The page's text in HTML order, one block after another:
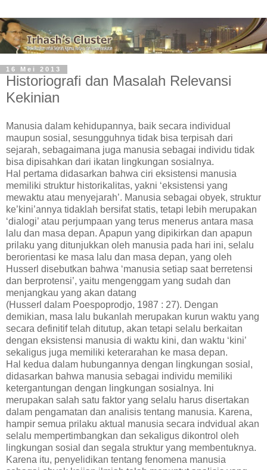
16 Mei 2013
Historiografi dan Masalah Relevansi
Kekinian
Manusia dalam kehidupannya, baik secara individual
maupun sosial, sesungguhnya tidak bisa terpisah dari
sejarah, sebagaimana juga manusia sebagai individu tidak
bisa dipisahkan dari ikatan lingkungan sosialnya.
Hal pertama didasarkan bahwa ciri eksistensi manusia
memiliki struktur historikalitas, yakni ‘eksistensi yang
mewaktu atau menyejarah’. Manusia sebagai obyek, struktur
ke’kini’annya tidaklah bersifat statis, tetapi lebih merupakan
‘dialogi’ atau perjumpaan yang terus menerus antara masa
lalu dan masa depan. Apapun yang dipikirkan dan apapun
prilaku yang ditunjukkan oleh manusia pada hari ini, selalu
berorientasi ke masa lalu dan masa depan, yang oleh
Husserl disebutkan bahwa ‘manusia setiap saat berretensi
dan berprotensi’, yaitu mengenggam yang sudah dan
menjangkau yang akan datang
(Husserl dalam Poespoprodjo, 1987 : 27). Dengan
demikian, masa lalu bukanlah merupakan kurun waktu yang
secara definitif telah ditutup, akan tetapi selalu berkaitan
dengan eksistensi manusia di waktu kini, dan waktu ‘kini’
sekaligus juga memiliki keterarahan ke masa depan.
Hal kedua dalam hubungannya dengan lingkungan sosial,
didasarkan bahwa manusia sebagai individu memiliki
ketergantungan dengan lingkungan sosialnya. Ini
merupakan salah satu faktor yang selalu harus disertakan
dalam pengamatan dan analisis tentang manusia. Karena,
hampir semua prilaku aktual manusia secara indvidual akan
selalu mempertimbangkan dan sekaligus dikontrol oleh
lingkungan sosial dan segala struktur yang membentuknya.
Karena itu, penyelidikan tentang fenomena manusia